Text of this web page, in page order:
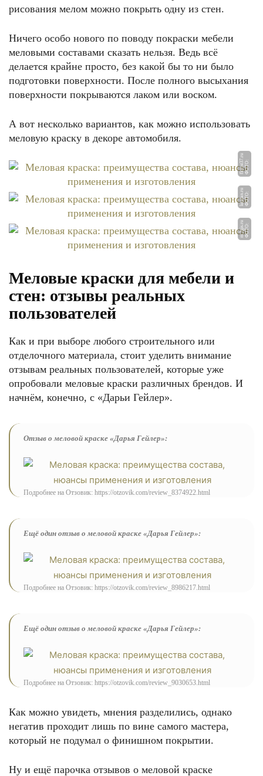
рисования мелом можно покрыть одну из стен.
Ничего особо нового по поводу покраски мебели
меловыми составами сказать нельзя. Ведь всё
делается крайне просто, без какой бы то ни было
подготовки поверхности. После полного высыхания
поверхности покрываются лаком или воском.
А вот несколько вариантов, как можно использовать
меловую краску в декоре автомобиля.
Ф
О
Т
О:
fl
o
ri
st
3
7.
r
u
Ф
О
Т
О:
k
e
al
a
n.
r
u
Ф
О
Т
О:
m.
2
gi
s.
r
u
Меловые краски для мебели и
стен: отзывы реальных
пользователей
Как и при выборе любого строительного или
отделочного материала, стоит уделить внимание
отзывам реальных пользователей, которые уже
опробовали меловые краски различных брендов. И
начнём, конечно, с «Дарьи Гейлер».
Отзыв о меловой краске «Дарья Гейлер»:
Подробнее на Отзовик: https://otzovik.com/review_8374922.html
Ещё один отзыв о меловой краске «Дарья Гейлер»:
Подробнее на Отзовик: https://otzovik.com/review_8986217.html
Ещё один отзыв о меловой краске «Дарья Гейлер»:
Подробнее на Отзовик: https://otzovik.com/review_9030653.html
Как можно увидеть, мнения разделились, однако
негатив проходит лишь по вине самого мастера,
который не подумал о финишном покрытии.
Ну и ещё парочка отзывов о меловой краске